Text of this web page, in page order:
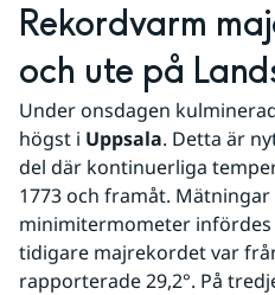
Rekordvarm
och ute på
Under onsdagen
högst i Uppsala. Detta är
del där kontinuerliga
1773 och framåt.
minimitermometer infördes
tidigare majrekordet var
rapporterade 29,2°. På